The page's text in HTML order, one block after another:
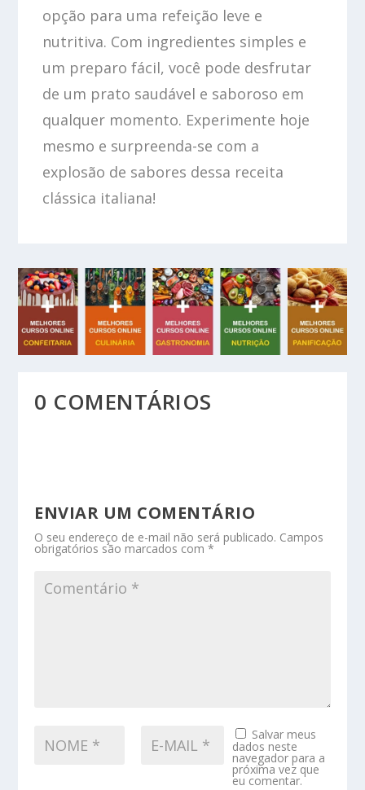
opção para uma refeição leve e
nutritiva. Com ingredientes simples e
um preparo fácil, você pode desfrutar
de um prato saudável e saboroso em
qualquer momento. Experimente hoje
mesmo e surpreenda-se com a
explosão de sabores dessa receita
clássica italiana!
0 COMENTÁRIOS
ENVIAR UM COMENTÁRIO
O seu endereço de e-mail não será publicado. Campos
obrigatórios são marcados com*
Salvar meus
dados neste
navegador para a
próxima vez que
eu comentar.